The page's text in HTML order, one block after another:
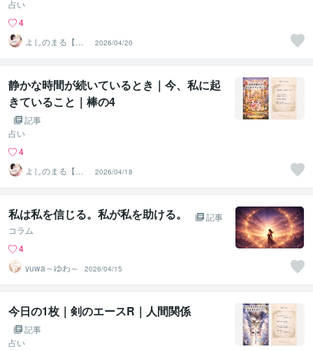
占い
4
よしのまる【タ
ロットの写真
店】
2026/04/20
静かな時間が続いているとき｜今、私に起
きていること｜棒の4
記事
占い
4
よしのまる【タ
ロットの写真
店】
2026/04/18
私は私を信じる。私が私を助ける。
記事
コラム
4
yuwa～ゆわ～
2026/04/15
今日の1枚｜剣のエースR｜人間関係
記事
占い